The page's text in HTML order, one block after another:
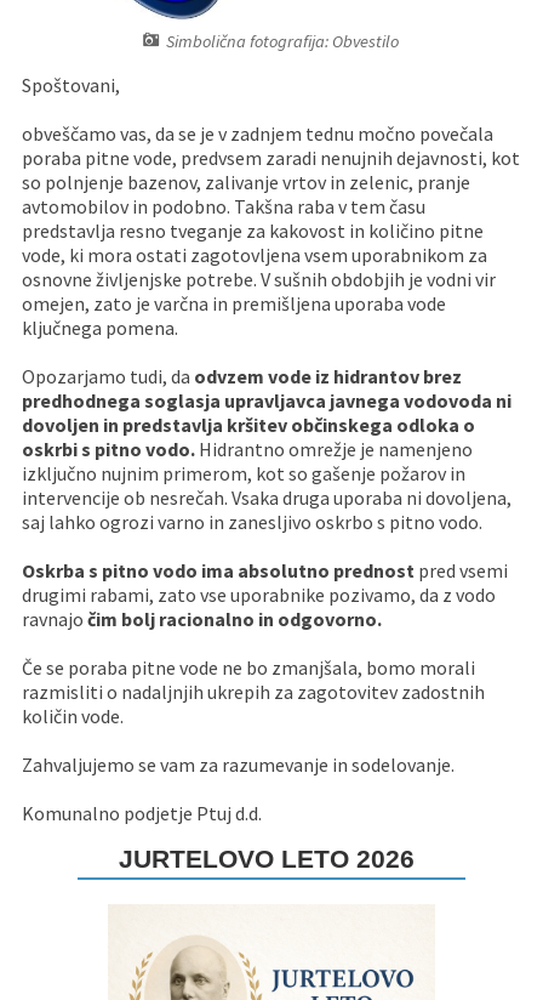
Simbolična fotografija: Obvestilo
Spoštovani,
obveščamo vas, da se je v zadnjem tednu močno povečala
poraba pitne vode, predvsem zaradi nenujnih dejavnosti, kot
so polnjenje bazenov, zalivanje vrtov in zelenic, pranje
avtomobilov in podobno. Takšna raba v tem času
predstavlja resno tveganje za kakovost in količino pitne
vode, ki mora ostati zagotovljena vsem uporabnikom za
osnovne življenjske potrebe. V sušnih obdobjih je vodni vir
omejen, zato je varčna in premišljena uporaba vode
ključnega pomena.
Opozarjamo tudi, da odvzem vode iz hidrantov brez
predhodnega soglasja upravljavca javnega vodovoda ni
dovoljen in predstavlja kršitev občinskega odloka o
oskrbi s pitno vodo. Hidrantno omrežje je namenjeno
izključno nujnim primerom, kot so gašenje požarov in
intervencije ob nesrečah. Vsaka druga uporaba ni dovoljena,
saj lahko ogrozi varno in zanesljivo oskrbo s pitno vodo.
Oskrba s pitno vodo ima absolutno prednost pred vsemi
drugimi rabami, zato vse uporabnike pozivamo, da z vodo
ravnajo čim bolj racionalno in odgovorno.
Če se poraba pitne vode ne bo zmanjšala, bomo morali
razmisliti o nadaljnjih ukrepih za zagotovitev zadostnih
količin vode.
Zahvaljujemo se vam za razumevanje in sodelovanje.
Komunalno podjetje Ptuj d.d.
JURTELOVO LETO 2026
Pristojni za vodenje upravnih postopkov
DELOVNA PODROČJA
Lokalne volitve
Znamenite osebnosti
Tradicionalni dogodki